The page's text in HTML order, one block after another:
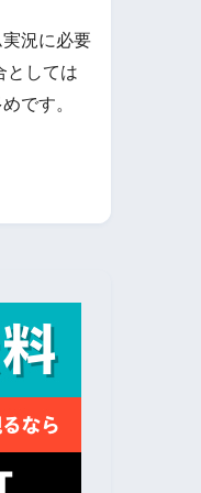
況に必要
としては
です。